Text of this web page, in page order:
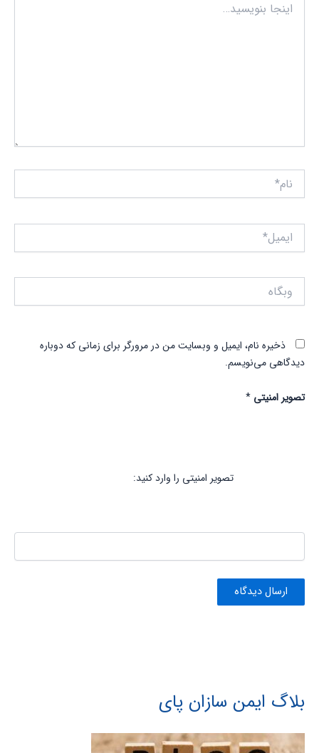
بنویسید…
ایمیل*
ذخیره نام، ایمیل و وبسایت من در مرورگر برای زمانی که دوباره
دیدگاهی می‌نویسم.
تصویر امنیتی *
تصویر امنیتی را وارد کنید:
بلاگ ایمن سازان پای